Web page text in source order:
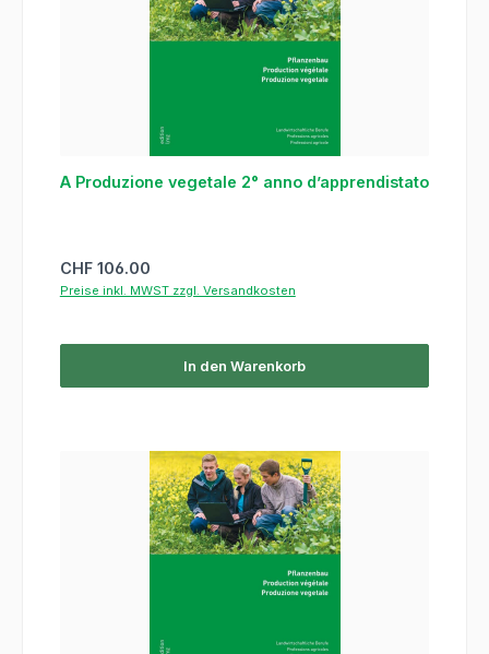
A Produzione vegetale 2° anno d’apprendistato
Regulärer Preis:
CHF 106.00
Preise inkl. MWST zzgl. Versandkosten
In den Warenkorb